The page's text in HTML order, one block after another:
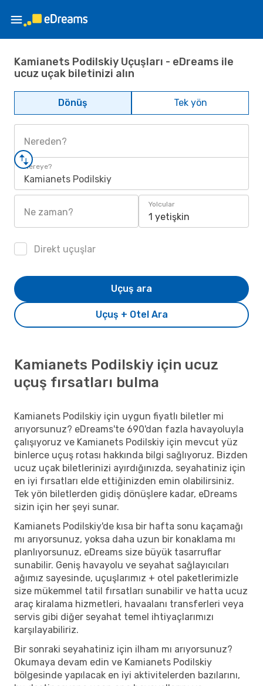
Kamianets Podilskiy Uçuşları - eDreams ile
ucuz uçak biletinizi alın
Dönüş Tek yön
Nereden?
Nereye?
Kamianets Podilskiy
Ne zaman?
Yolcular
1 yetişkin
Direkt uçuşlar
Uçuş + Otel Ara
Uçuş ara
Kamianets Podilskiy için ucuz
uçuş fırsatları bulma
Kamianets Podilskiy için uygun fiyatlı biletler mi
arıyorsunuz? eDreams'te 690'dan fazla havayoluyla
çalışıyoruz ve Kamianets Podilskiy için mevcut yüz
binlerce uçuş rotası hakkında bilgi sağlıyoruz. Bizden
ucuz uçak biletlerinizi ayırdığınızda, seyahatiniz için
en iyi fırsatları elde ettiğinizden emin olabilirsiniz.
Tek yön biletlerden gidiş dönüşlere kadar, eDreams
sizin için her şeyi sunar.
Kamianets Podilskiy'de kısa bir hafta sonu kaçamağı
mı arıyorsunuz, yoksa daha uzun bir konaklama mı
planlıyorsunuz, eDreams size büyük tasarruflar
sunabilir. Geniş havayolu ve seyahat sağlayıcıları
ağımız sayesinde, uçuşlarımız + otel paketlerimizle
size mükemmel tatil fırsatları sunabilir ve hatta ucuz
araç kiralama hizmetleri, havaalanı transferleri veya
servis gibi diğer seyahat temel ihtiyaçlarımızı
karşılayabiliriz.
Bir sonraki seyahatiniz için ilham mı arıyorsunuz?
Okumaya devam edin ve Kamianets Podilskiy
bölgesinde yapılacak en iyi aktivitelerden bazılarını,